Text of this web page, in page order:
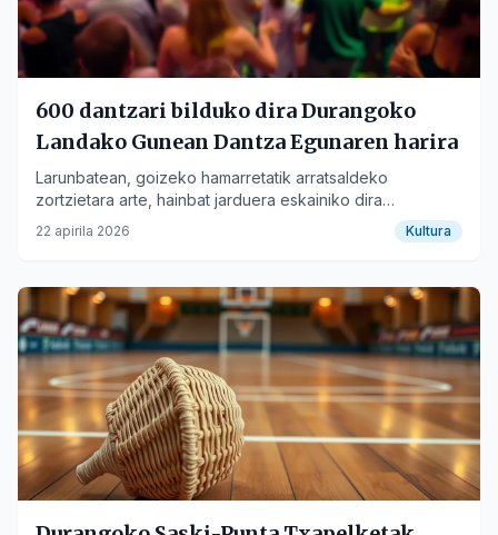
600 dantzari bilduko dira Durangoko
Landako Gunean Dantza Egunaren harira
Larunbatean, goizeko hamarretatik arratsaldeko
zortzietara arte, hainbat jarduera eskainiko dira
nazioarteko egun hau ospatzeko.
22 apirila 2026 Kultura